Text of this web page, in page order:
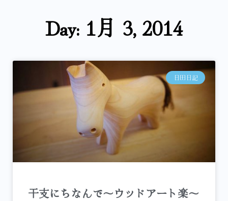
Day: 1月 3, 2014
日田日記
干支にちなんで～ウッドアート楽～